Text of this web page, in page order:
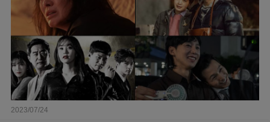
2023/07/24